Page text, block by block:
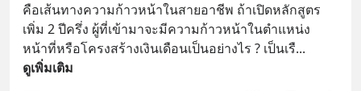
คือเส้นทางความก้าวหน้าในสายอาชีพ ถ้าเปิดหลักสูตร
เพิ่ม 2 ปีครึ่ง ผู้ที่เข้ามาจะมีความก้าวหน้าในตำแหน่ง
หน้าที่หรือโครงสร้างเงินเดือนเป็นอย่างไร ? เป็นเรื...
ดูเพิ่มเติม